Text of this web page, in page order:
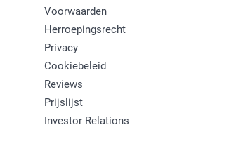
Voorwaarden
Herroepingsrecht
Privacy
Cookiebeleid
Reviews
Prijslijst
Investor Relations